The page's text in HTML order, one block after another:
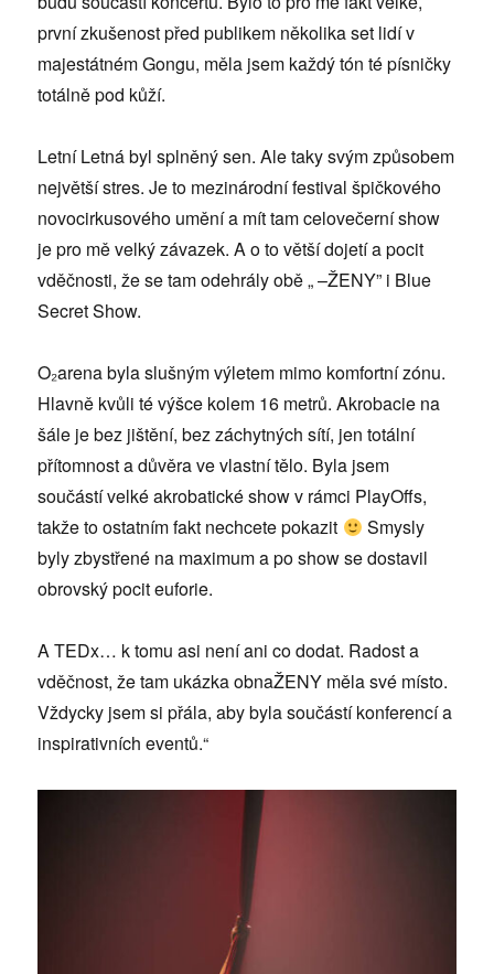
první zkušenost před publikem několika set lidí v
majestátném Gongu, měla jsem každý tón té písničky
totálně pod kůží.
Letní Letná byl splněný sen. Ale taky svým způsobem
největší stres. Je to mezinárodní festival špičkového
novocirkusového umění a mít tam celovečerní show
je pro mě velký závazek. A o to větší dojetí a pocit
vděčnosti, že se tam odehrály obě „ –ŽENY” i Blue
Secret Show.
O₂arena byla slušným výletem mimo komfortní zónu.
Hlavně kvůli té výšce kolem 16 metrů. Akrobacie na
šále je bez jištění, bez záchytných sítí, jen totální
přítomnost a důvěra ve vlastní tělo. Byla jsem
součástí velké akrobatické show v rámci PlayOffs,
takže to ostatním fakt nechcete pokazit
Smysly
byly zbystřené na maximum a po show se dostavil
obrovský pocit euforie.
A TEDx… k tomu asi není ani co dodat. Radost a
vděčnost, že tam ukázka obnaŽENY měla své místo.
Vždycky jsem si přála, aby byla součástí konferencí a
inspirativních eventů.“